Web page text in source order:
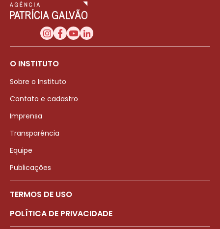
O INSTITUTO
Sobre o Instituto
Contato e cadastro
Imprensa
Transparência
Equipe
Publicações
TERMOS DE USO
POLÍTICA DE PRIVACIDADE